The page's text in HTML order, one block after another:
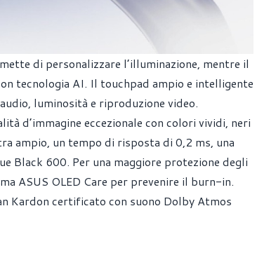
di personalizzare l’illuminazione, mentre il
tecnologia AI. Il touchpad ampio e intelligente
luminosità e riproduzione video.
d’immagine eccezionale con colori vividi, neri
ampio, un tempo di risposta di 0,2 ms, una
Black 600. Per una maggiore protezione degli
ASUS OLED Care per prevenire il burn-in.
Kardon certificato con suono Dolby Atmos